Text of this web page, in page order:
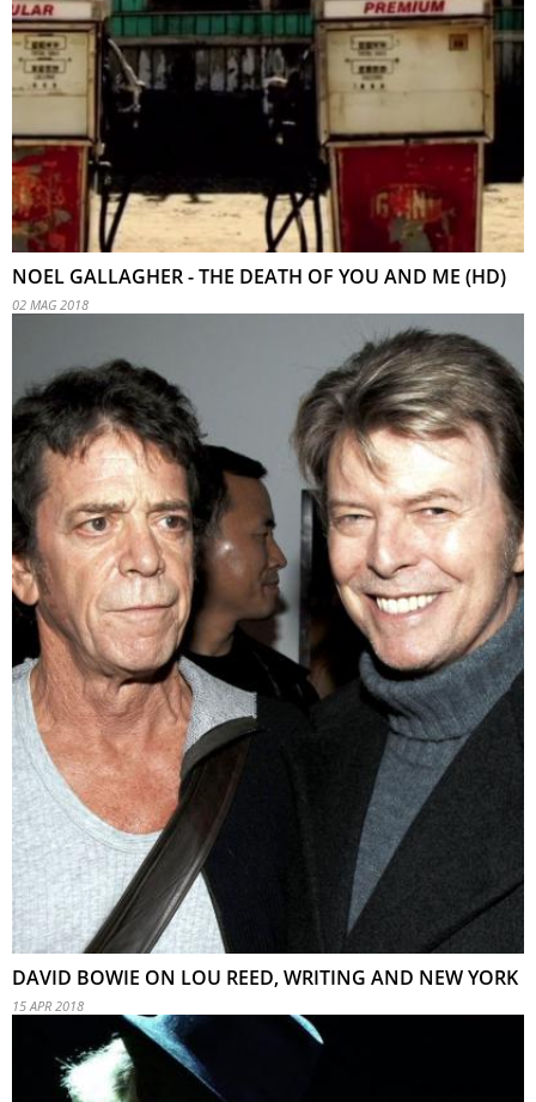
NOEL GALLAGHER - THE DEATH OF YOU AND ME (HD)
02 MAG 2018
DAVID BOWIE ON LOU REED, WRITING AND NEW YORK
15 APR 2018